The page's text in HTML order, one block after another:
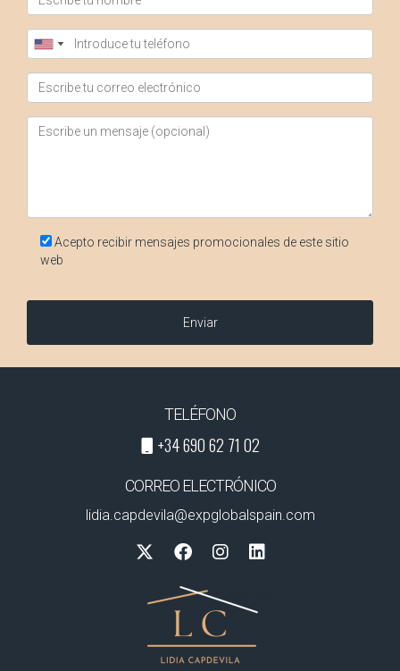
lo necesario. Recuerda que contar con un profesional
como Lidia Capdevila no solo simplifica el proceso sino
importantes sobre tu futuro inmobiliario. ¡No esperes más!
Acepto recibir mensajes promocionales de este sitio
web
Enviar
TELÉFONO
+34 690 62 71 02
CORREO ELECTRÓNICO
lidia.capdevila@expglobalspain.com